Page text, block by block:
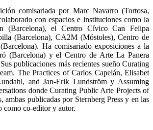
comisariada por Marc Navarro (Tortosa,
con espacios e instituciones como la
(Barcelona), el Centro Cívico Can Felipa
(Barcelona), CA2M (Móstoles), Centro de
Ha comisariado exposiciones a la
(Barcelona) y el Centro de Arte La Panera
publicaciones más recientes sueño Curating
The Practices of Carlos Capelán, Elisabet
and Jan-Erik Lundström y Assuming
donde Curating Public Arte Projects of
ambas publicadas por Sternberg Press y en las
como co-editor y autor.